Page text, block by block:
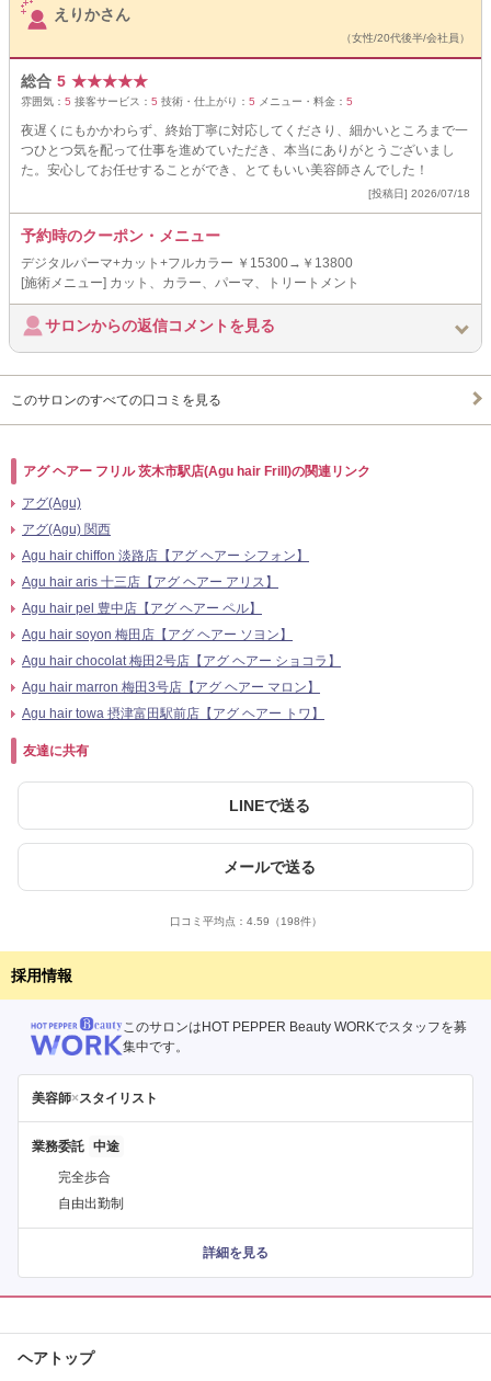
えりかさん
（女性/20代後半/会社員）
総合 5 ★★★★★
雰囲気： 5 接客サービス： 5 技術・仕上がり： 5 メニュー・料金： 5
夜遅くにもかかわらず、終始丁寧に対応してくださり、細かいところまで一
つひとつ気を配って仕事を進めていただき、本当にありがとうございまし
た。安心してお任せすることができ、とてもいい美容師さんでした！
[投稿日] 2026/07/18
予約時のクーポン・メニュー
デジタルパーマ+カット+フルカラー ￥15300→￥13800
[施術メニュー] カット、カラー、パーマ、トリートメント
サロンからの返信コメントを見る
このサロンのすべての口コミを見る
アグ ヘアー フリル 茨木市駅店(Agu hair Frill)の関連リンク
アグ(Agu)
アグ(Agu) 関西
Agu hair chiffon 淡路店【アグ ヘアー シフォン】
Agu hair aris 十三店【アグ ヘアー アリス】
Agu hair pel 豊中店【アグ ヘアー ペル】
Agu hair soyon 梅田店【アグ ヘアー ソヨン】
Agu hair chocolat 梅田2号店【アグ ヘアー ショコラ】
Agu hair marron 梅田3号店【アグ ヘアー マロン】
Agu hair towa 摂津富田駅前店【アグ ヘアー トワ】
友達に共有
LINEで送る
メールで送る
口コミ平均点： 4.59 （198件）
採用情報
このサロンはHOT PEPPER Beauty WORKでスタッフを募
集中です。
美容師×スタイリスト
業務委託
完全歩合
自由出勤制
詳細を見る
ヘアトップ